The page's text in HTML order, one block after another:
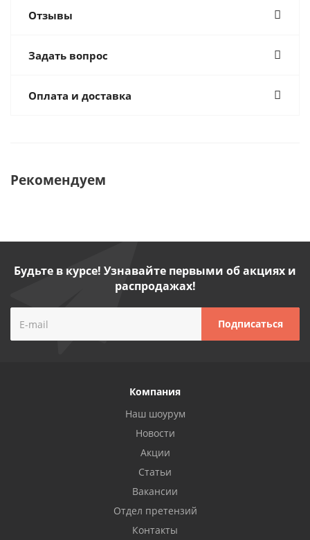
Отзывы
Задать вопрос
Оплата и доставка
Рекомендуем
Будьте в курсе! Узнавайте первыми об акциях и
распродажах!
Компания
Наш шоурум
Новости
Акции
Статьи
Вакансии
Отдел претензий
Контакты